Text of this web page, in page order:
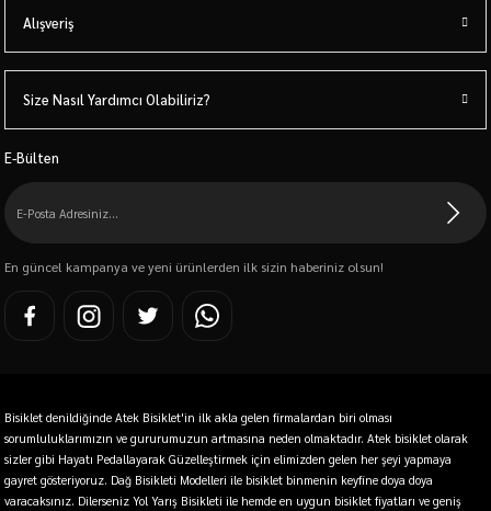
Alışveriş
Size Nasıl Yardımcı Olabiliriz?
E-Bülten
En güncel kampanya ve yeni ürünlerden ilk sizin haberiniz olsun!
Bisiklet denildiğinde Atek Bisiklet'in ilk akla gelen firmalardan biri olması
sorumluluklarımızın ve gururumuzun artmasına neden olmaktadır. Atek bisiklet olarak
sizler gibi Hayatı Pedallayarak Güzelleştirmek için elimizden gelen her şeyi yapmaya
gayret gösteriyoruz. Dağ Bisikleti Modelleri ile bisiklet binmenin keyfine doya doya
varacaksınız. Dilerseniz Yol Yarış Bisikleti ile hemde en uygun bisiklet fiyatları ve geniş